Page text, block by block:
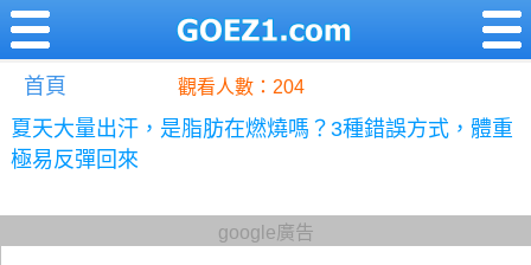
首頁 觀看人數：204
夏天大量出汗，是脂肪在燃燒嗎？3種錯誤方式，體重
極易反彈回來
google廣告